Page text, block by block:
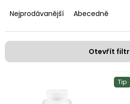
e
í
p
r
Nejprodávanější
Abecedně
Otevřít filtr
Tip